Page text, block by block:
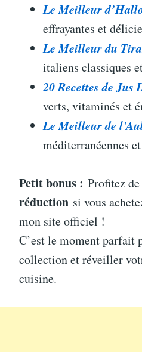
Le Meilleur
effrayantes et
Le Meilleur du
italiens classiques
20 Recettes de Jus
verts, vitaminés et
Le Meilleur de
méditerranéennes
Petit bonus : Profitez de
réduction si vous
mon site officiel !
C’est le moment parfait
collection et réveiller
cuisine.